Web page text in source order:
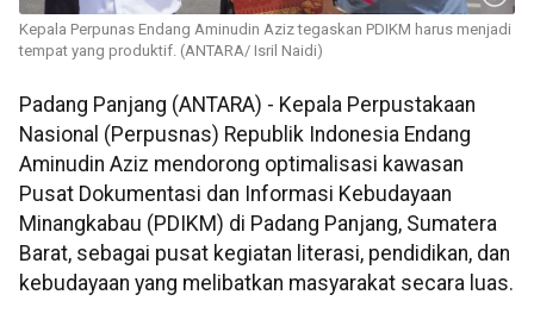
Kepala Perpunas Endang Aminudin Aziz tegaskan PDIKM harus menjadi
tempat yang produktif. (ANTARA/ Isril Naidi)
Padang Panjang (ANTARA) - Kepala Perpustakaan
Nasional (Perpusnas) Republik Indonesia Endang
Aminudin Aziz mendorong optimalisasi kawasan
Pusat Dokumentasi dan Informasi Kebudayaan
Minangkabau (PDIKM) di Padang Panjang, Sumatera
Barat, sebagai pusat kegiatan literasi, pendidikan, dan
kebudayaan yang melibatkan masyarakat secara luas.